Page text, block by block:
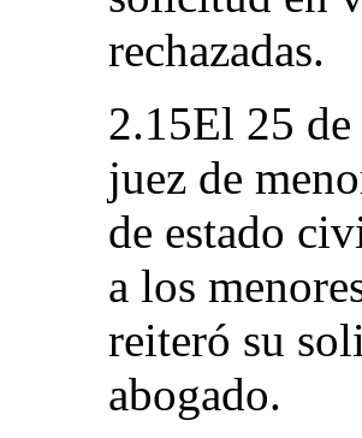
rechazadas.
2.15El 25
juez de
de estado
a los
reiteró su
abogado.